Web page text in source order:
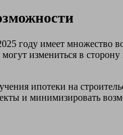
году имеет
измениться в
ипотеки на
и минимизировать